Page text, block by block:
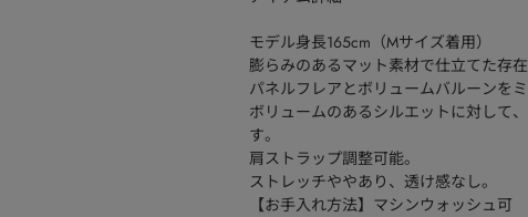
モデル身長165cm（Mサイズ着用）
膨らみのあるマット素材で仕立てた存
パネルフレアとボリュームバルーンを
ボリュームのあるシルエットに対して
す。
肩ストラップ調整可能。
ストレッチややあり、透け感なし。
【お手入れ方法】マシンウォッシュ可